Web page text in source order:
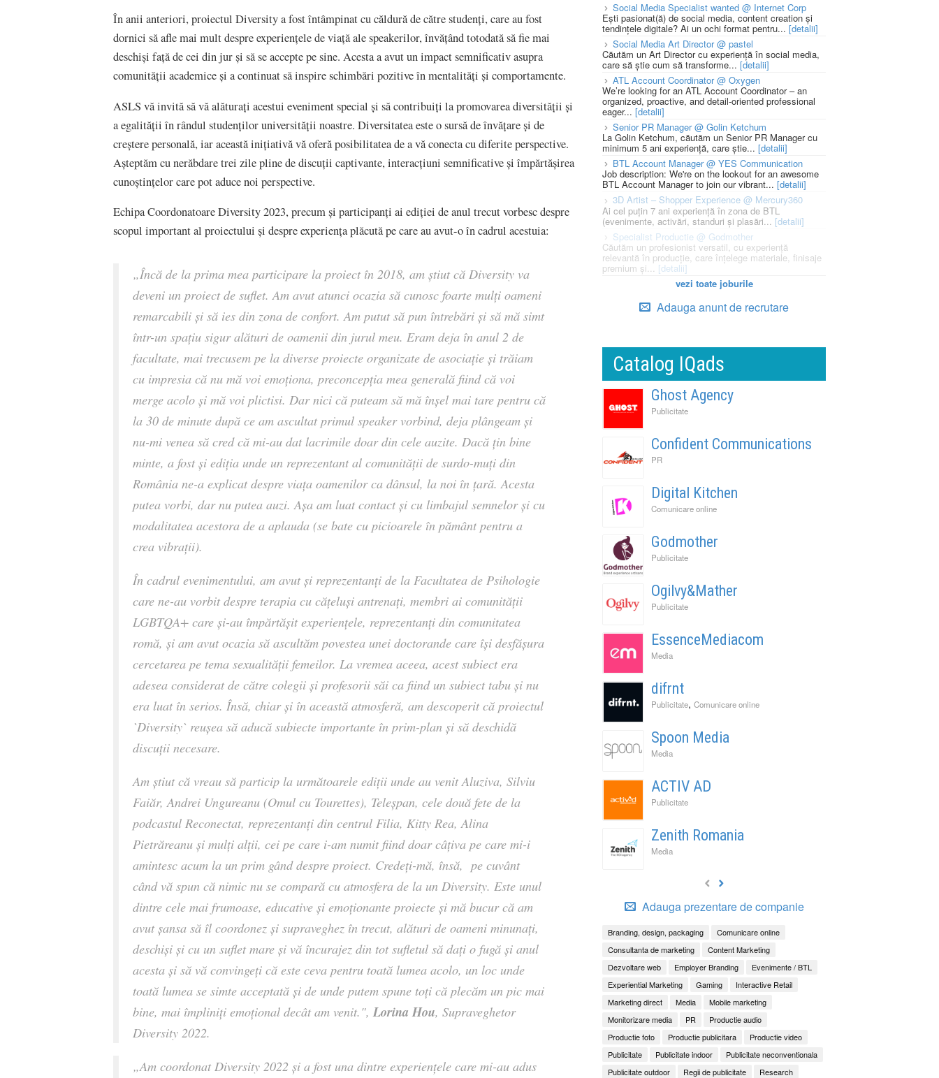
În anii anteriori, proiectul Diversity a fost întâmpinat cu căldură de către studenți, care au fost
dornici să afle mai mult despre experiențele de viață ale speakerilor, învățând totodată să fie mai
deschiși față de cei din jur și să se accepte pe sine. Acesta a avut un impact semnificativ asupra
comunității academice și a continuat să inspire schimbări pozitive în mentalități și comportamente.
ASLS vă invită să vă alăturați acestui eveniment special și să contribuiți la promovarea diversității și
a egalității în rândul studenților universității noastre. Diversitatea este o sursă de învățare și de
creștere personală, iar această inițiativă vă oferă posibilitatea de a vă conecta cu diferite perspective.
Așteptăm cu nerăbdare trei zile pline de discuții captivante, interacțiuni semnificative și împărtășirea
cunoștințelor care pot aduce noi perspective.
Echipa Coordonatoare Diversity 2023, precum și participanți ai ediției de anul trecut vorbesc despre
scopul important al proiectului și despre experiența plăcută pe care au avut-o în cadrul acestuia:
„Încă de la prima mea participare la proiect în 2018, am știut că Diversity va
deveni un proiect de suflet. Am avut atunci ocazia să cunosc foarte mulți oameni
remarcabili și să ies din zona de confort. Am putut să pun întrebări și să mă simt
într-un spațiu sigur alături de oamenii din jurul meu. Eram deja în anul 2 de
facultate, mai trecusem pe la diverse proiecte organizate de asociație și trăiam
cu impresia că nu mă voi emoționa, preconcepția mea generală fiind că voi
merge acolo și mă voi plictisi. Dar nici că puteam să mă înșel mai tare pentru că
la 30 de minute după ce am ascultat primul speaker vorbind, deja plângeam și
nu-mi venea să cred că mi-au dat lacrimile doar din cele auzite. Dacă țin bine
minte, a fost și ediția unde un reprezentant al comunității de surdo-muți din
România ne-a explicat despre viața oamenilor ca dânsul, la noi în țară. Acesta
putea vorbi, dar nu putea auzi. Așa am luat contact și cu limbajul semnelor și cu
modalitatea acestora de a aplauda (se bate cu picioarele în pământ pentru a
crea vibrații).
În cadrul evenimentului, am avut și reprezentanți de la Facultatea de Psihologie
care ne-au vorbit despre terapia cu cățeluși antrenați, membri ai comunității
LGBTQA+ care și-au împărtășit experiențele, reprezentanți din comunitatea
romă, și am avut ocazia să ascultăm povestea unei doctorande care își desfășura
cercetarea pe tema sexualității femeilor. La vremea aceea, acest subiect era
adesea considerat de către colegii și profesorii săi ca fiind un subiect tabu și nu
era luat în serios. Însă, chiar și în această atmosferă, am descoperit că proiectul
`Diversity` reușea să aducă subiecte importante în prim-plan și să deschidă
discuții necesare.
Am știut că vreau să particip la următoarele ediții unde au venit Aluziva, Silviu
Faiăr, Andrei Ungureanu (Omul cu Tourettes), Teleșpan, cele două fete de la
podcastul Reconectat, reprezentanți din centrul Filia, Kitty Rea, Alina
Pietrăreanu și mulți alții, cei pe care i-am numit fiind doar câțiva pe care mi-i
amintesc acum la un prim gând despre proiect. Credeți-mă, însă, pe cuvânt
când vă spun că nimic nu se compară cu atmosfera de la un Diversity. Este unul
dintre cele mai frumoase, educative și emoționante proiecte și mă bucur că am
avut șansa să îl coordonez și supraveghez în trecut, alături de oameni minunați,
deschiși și cu un suflet mare și vă încurajez din tot sufletul să dați o fugă și anul
acesta și să vă convingeți că este ceva pentru toată lumea acolo, un loc unde
toată lumea se simte acceptată și de unde putem spune toți că plecăm un pic mai
bine, mai împliniți emoțional decât am venit.", Lorina Hou, Supraveghetor
Diversity 2022.
„Am coordonat Diversity 2022 și a fost una dintre experiențele care mi-au adus
Social Media Specialist wanted @ Internet Corp
Ești pasionat(ă) de social media, content creation și
tendințele digitale? Ai un ochi format pentru... [detalii]
Social Media Art Director @ pastel
Căutăm un Art Director cu experiență în social media,
care să știe cum să transforme... [detalii]
ATL Account Coordinator @ Oxygen
We’re looking for an ATL Account Coordinator – an
organized, proactive, and detail-oriented professional
eager... [detalii]
Senior PR Manager @ Golin Ketchum
La Golin Ketchum, căutăm un Senior PR Manager cu
minimum 5 ani experiență, care știe... [detalii]
BTL Account Manager @ YES Communication
Job description: We're on the lookout for an awesome
BTL Account Manager to join our vibrant... [detalii]
3D Artist – Shopper Experience @ Mercury360
Ai cel puțin 7 ani experiență în zona de BTL
(evenimente, activări, standuri și plasări... [detalii]
Specialist Productie @ Godmother
Căutăm un profesionist versatil, cu experiență
relevantă în producție, care înțelege materiale, finisaje
premium și... [detalii]
vezi toate joburile
Adauga anunt de recrutare
Catalog IQads
Ghost Agency
Publicitate
Confident Communications
PR
Digital Kitchen
Comunicare online
Godmother
Publicitate
Ogilvy&Mather
Publicitate
EssenceMediacom
Media
difrnt
Publicitate, Comunicare online
Spoon Media
Media
ACTIV AD
Publicitate
Zenith Romania
Media
Adauga prezentare de companie
Branding, design, packaging
Comunicare online
Consultanta de marketing
Content Marketing
Dezvoltare web
Employer Branding
Evenimente / BTL
Experiential Marketing
Gaming
Interactive Retail
Marketing direct
Media
Mobile marketing
Monitorizare media
PR
Productie audio
Productie foto
Productie publicitara
Productie video
Publicitate
Publicitate indoor
Publicitate neconventionala
Publicitate outdoor
Regii de publicitate
Research